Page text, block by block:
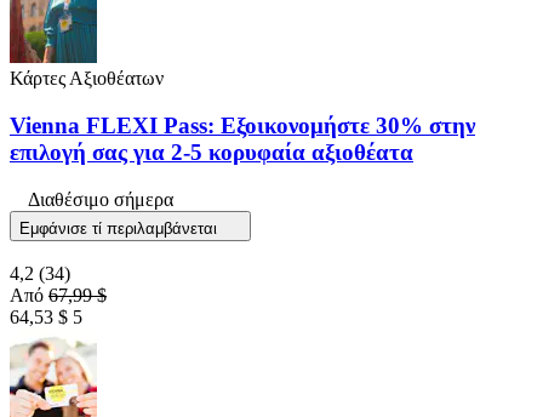
Κάρτες Αξιοθέατων
Vienna FLEXI Pass: Εξοικονομήστε 30% στην
επιλογή σας για 2-5 κορυφαία αξιοθέατα
Διαθέσιμο σήμερα
Εμφάνισε τί περιλαμβάνεται
4,2 (34)
Από 67,99 $
64,53 $ 5